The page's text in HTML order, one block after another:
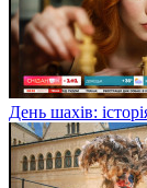
День шахів: